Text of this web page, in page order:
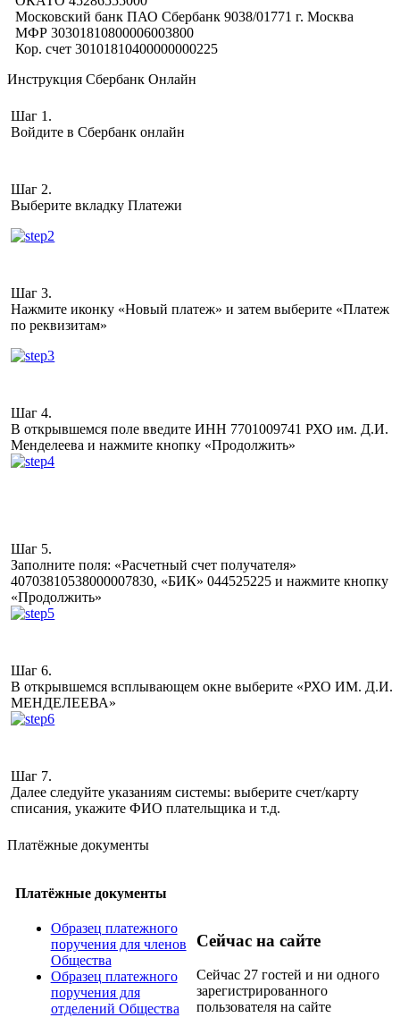
Московский банк ПАО Сбербанк 9038/01771 г. Москва
МФР 30301810800006003800
Кор. счет 30101810400000000225
Инструкция Сбербанк Онлайн
Шаг 1.
Войдите в Сбербанк онлайн
Шаг 2.
Выберите вкладку Платежи
Шаг 3.
Нажмите иконку «Новый платеж» и затем выберите «Платеж
по реквизитам»
Шаг 4.
В открывшемся поле введите ИНН 7701009741 РХО им. Д.И.
Менделеева и нажмите кнопку «Продолжить»
Шаг 5.
Заполните поля: «Расчетный счет получателя»
40703810538000007830, «БИК» 044525225 и нажмите кнопку
«Продолжить»
Шаг 6.
В открывшемся всплывающем окне выберите «РХО ИМ. Д.И.
МЕНДЕЛЕЕВА»
Шаг 7.
Далее следуйте указаниям системы: выберите счет/карту
списания, укажите ФИО плательщика и т.д.
Платёжные документы
Платёжные документы
Образец платежного
поручения для членов
Общества
Образец платежного
поручения для
отделений Общества
Сейчас на сайте
Сейчас 27 гостей и ни одного
зарегистрированного
пользователя на сайте